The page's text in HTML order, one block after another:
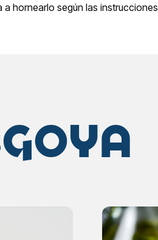
a hornearlo según las
GOYA